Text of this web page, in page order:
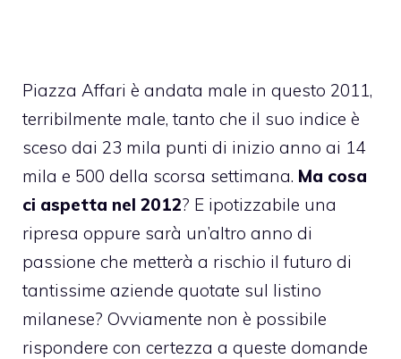
Piazza Affari è andata male in questo 2011,
terribilmente male, tanto che il suo indice è
sceso dai 23 mila punti di inizio anno ai 14
mila e 500 della scorsa settimana. Ma cosa
ci aspetta nel 2012? E ipotizzabile una
ripresa oppure sarà un’altro anno di
passione che metterà a rischio il futuro di
tantissime aziende quotate sul listino
milanese? Ovviamente non è possibile
rispondere con certezza a queste domande